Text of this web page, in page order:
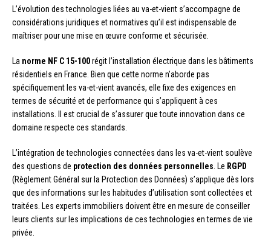
L’évolution des technologies liées au va-et-vient s’accompagne de
considérations juridiques et normatives qu’il est indispensable de
maîtriser pour une mise en œuvre conforme et sécurisée.
La norme NF C 15-100régit l’installation électrique dans les bâtiments
résidentiels en France. Bien que cette norme n’aborde pas
spécifiquement les va-et-vient avancés, elle fixe des exigences en
termes de sécurité et de performance qui s’appliquent à ces
installations. Il est crucial de s’assurer que toute innovation dans ce
domaine respecte ces standards.
L’intégration de technologies connectées dans les va-et-vient soulève
des questions de protection des données personnelles. Le RGPD
(Règlement Général sur la Protection des Données) s’applique dès lors
que des informations sur les habitudes d’utilisation sont collectées et
traitées. Les experts immobiliers doivent être en mesure de conseiller
leurs clients sur les implications de ces technologies en termes de vie
privée.